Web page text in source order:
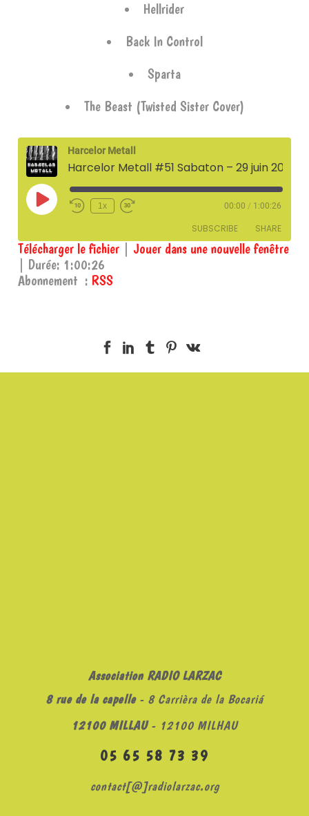
Hellrider
Back In Control
Sparta
The Beast (Twisted Sister Cover)
Harcelor Metall
Harcelor Metall #51 Sabaton – 29 juin 2023
Play
Episode
1x 00:00 / 1:00:26
SUBSCRIBE SHARE
RSS
SHARE
Télécharger le fichier
Jouer dans une nouvelle fenêtre
Durée: 1:00:26
Abonnement : RSS
Association RADIO LARZAC
8 rue de la capelle- 8 Carrièra de la Bocariá
12100 MILLAU- 12100 MILHAU
05 65 58 73 39
contact[@]radiolarzac.org